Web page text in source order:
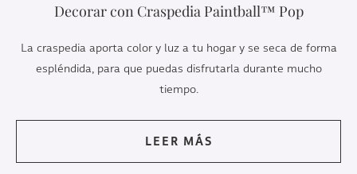
Decorar con Craspedia Paintball™ Pop
La craspedia aporta color y luz a tu hogar y se seca de forma
espléndida, para que puedas disfrutarla durante mucho
tiempo.
LEER MÁS